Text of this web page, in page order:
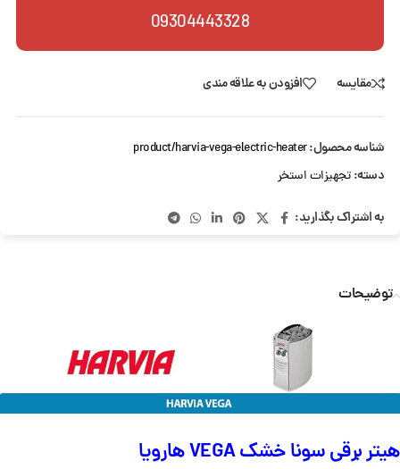
09304443328
مقایسه افزودن به علاقه مندی
شناسه محصول:product/harvia-vega-electric-heater
دسته: تجهیزات استخر
به اشتراک بگذارید:
توضیحات
هیتر برقی سونا خشک VEGA هارویا